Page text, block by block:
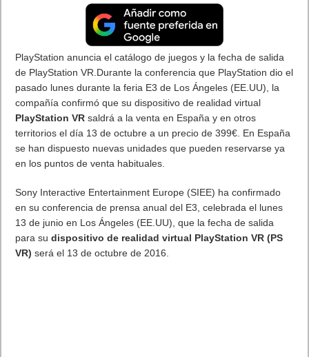
PlayStation anuncia el catálogo de juegos y la fecha de salida
de PlayStation VR.Durante la conferencia que PlayStation dio el
pasado lunes durante la feria E3 de Los Ángeles (EE.UU), la
compañía confirmó que su dispositivo de realidad virtual
PlayStation VR saldrá a la venta en España y en otros
territorios el día 13 de octubre a un precio de 399€. En España
se han dispuesto nuevas unidades que pueden reservarse ya
en los puntos de venta habituales.
Sony Interactive Entertainment Europe (SIEE) ha confirmado
en su conferencia de prensa anual del E3, celebrada el lunes
13 de junio en Los Ángeles (EE.UU), que la fecha de salida
para sudispositivo de realidad virtual PlayStation VR (PS
VR) será el 13 de octubre de 2016.